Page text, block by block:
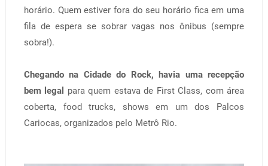
horário. Quem estiver fora do seu horário fica em uma
fila de espera se sobrar vagas nos ônibus (sempre
sobra!).
Chegando na Cidade do Rock, havia uma recepção
bem legal
para quem estava de First Class, com área
coberta, food trucks, shows em um dos Palcos
Cariocas, organizados pelo Metrô Rio.